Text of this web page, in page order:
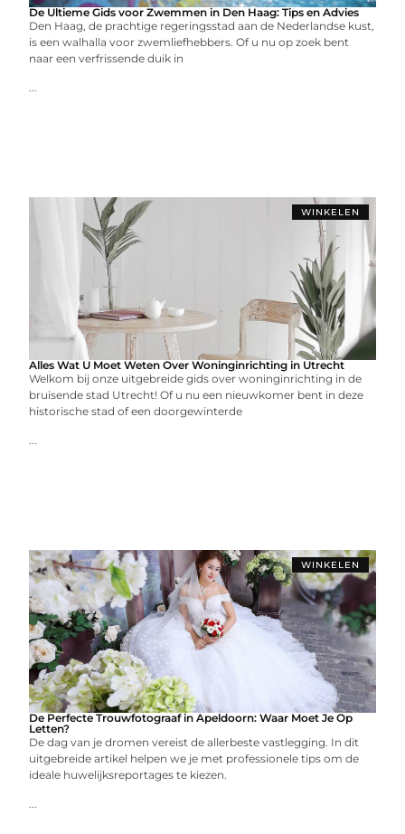
De Ultieme Gids voor Zwemmen in Den Haag: Tips en Advies
Den Haag, de prachtige regeringsstad aan de Nederlandse kust,
is een walhalla voor zwemliefhebbers. Of u nu op zoek bent
naar een verfrissende duik in
...
WINKELEN
Alles Wat U Moet Weten Over Woninginrichting in Utrecht
Welkom bij onze uitgebreide gids over woninginrichting in de
bruisende stad Utrecht! Of u nu een nieuwkomer bent in deze
historische stad of een doorgewinterde
...
WINKELEN
De Perfecte Trouwfotograaf in Apeldoorn: Waar Moet Je Op
Letten?
De dag van je dromen vereist de allerbeste vastlegging. In dit
uitgebreide artikel helpen we je met professionele tips om de
ideale huwelijksreportages te kiezen.
...